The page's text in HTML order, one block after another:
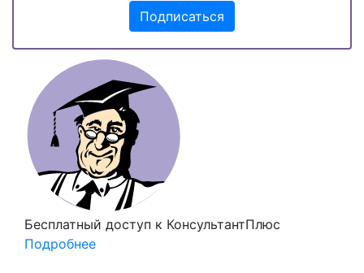
Подписаться
Бесплатный доступ к КонсультантПлюс
Подробнее